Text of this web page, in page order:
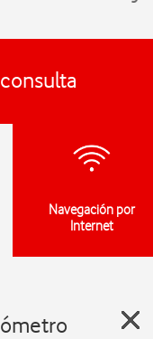
Navegación por
Internet